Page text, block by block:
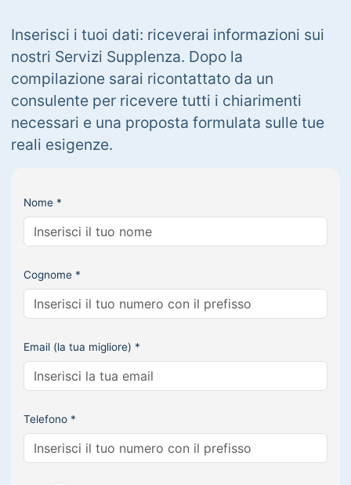
Inserisci i tuoi dati: riceverai informazioni sui
nostri Servizi Supplenza. Dopo la
compilazione sarai ricontattato da un
consulente per ricevere tutti i chiarimenti
necessari e una proposta formulata sulle tue
reali esigenze.
Nome *
Cognome *
Email (la tua migliore) *
Telefono *